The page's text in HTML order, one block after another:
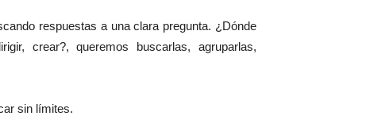
respuestas a una clara pregunta. ¿Dónde
crear?, queremos buscarlas, agruparlas,
sin límites.